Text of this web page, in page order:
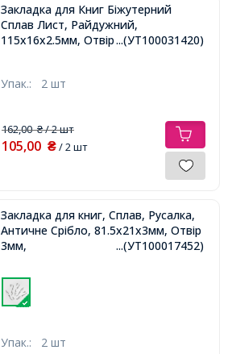
Закладка для Книг Біжутерний
Сплав Лист, Райдужний,
115х16х2.5мм, Отвір 2.5мм...(УТ100031420)
Упак.: 2 шт
162,00₴/ 2 шт
105,00 ₴/ 2 шт
Закладка для книг, Сплав, Русалка,
Античне Срібло, 81.5x21x3мм, Отвір
3мм,
...(УТ100017452)
Упак.: 2 шт